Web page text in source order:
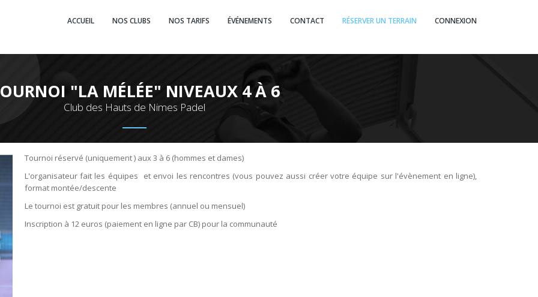
ACCUEIL NOS CLUBS NOS TARIFS ÉVÉNEMENTS CONTACT RÉSERVER UN TERRAIN CONNEXION
"LA MÉLÉE" NIVEAUX 4 À 6
Club des Hauts de Nimes Padel
Tournoi réservé (uniquement ) aux 3 à 6 (hommes et dames)
L'organisateur fait les équipes et envoi les rencontres (vous pouvez aussi créer votre équipe sur l'évènement en ligne),
format montée/descente
Le tournoi est gratuit pour les membres (annuel ou mensuel)
Inscription à 12 euros (paiement en ligne par CB) pour la communauté